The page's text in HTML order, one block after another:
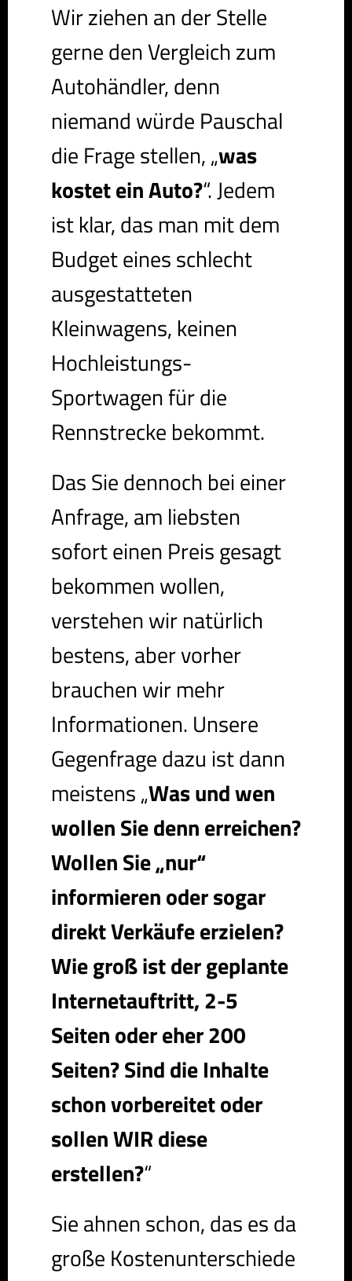
Wir ziehen an der Stelle
gerne den Vergleich zum
Autohändler, denn
niemand würde Pauschal
die Frage stellen, „was
kostet ein Auto?“. Jedem
ist klar, das man mit dem
Budget eines schlecht
ausgestatteten
Kleinwagens, keinen
Hochleistungs-
Sportwagen für die
Rennstrecke bekommt.
Das Sie dennoch bei einer
Anfrage, am liebsten
sofort einen Preis gesagt
bekommen wollen,
verstehen wir natürlich
bestens, aber vorher
brauchen wir mehr
Informationen. Unsere
Gegenfrage dazu ist dann
meistens „Was und wen
wollen Sie denn erreichen?
Wollen Sie „nur“
informieren oder sogar
direkt Verkäufe erzielen?
Wie groß ist der geplante
Internetauftritt, 2-5
Seiten oder eher 200
Seiten? Sind die Inhalte
schon vorbereitet oder
sollen WIR diese
erstellen?“
Sie ahnen schon, das es da
große Kostenunterschiede